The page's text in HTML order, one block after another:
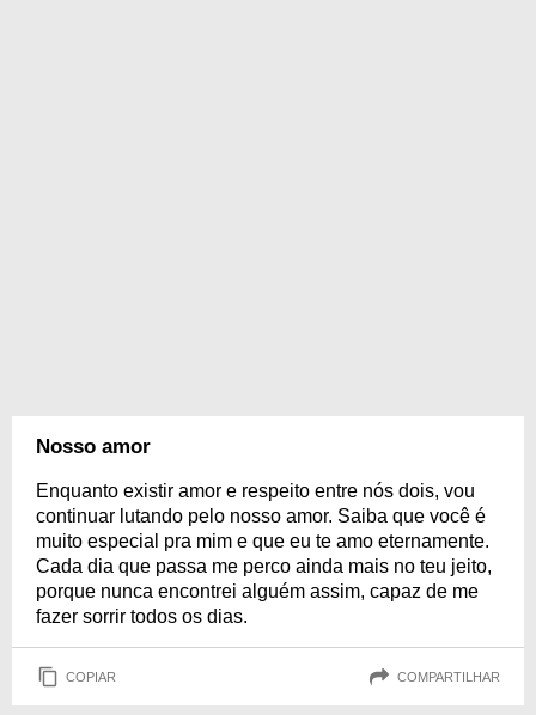
Nosso amor
Enquanto existir amor e respeito entre nós dois, vou
continuar lutando pelo nosso amor. Saiba que você é
muito especial pra mim e que eu te amo eternamente.
Cada dia que passa me perco ainda mais no teu jeito,
porque nunca encontrei alguém assim, capaz de me
fazer sorrir todos os dias.
COPIAR COMPARTILHAR